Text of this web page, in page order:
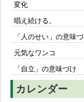
変化
唱え続ける。
「人のせい」の意味
元気なワンコ
「自立」の意味づけ
カレンダー